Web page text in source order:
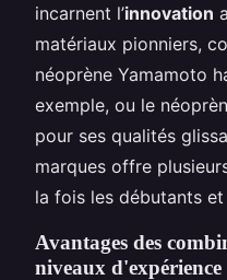
incarnent l’innovation
matériaux pionniers,
néoprène Yamamoto
exemple, ou le
pour ses qualités
marques offre
la fois les débutants
Avantages des
niveaux d'expérience